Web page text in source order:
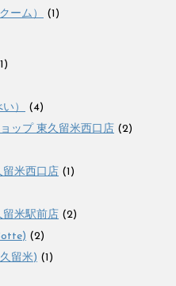
ーム）
(1)
）
(4)
ップ 東久留米西口店 (2)
留米西口店 (1)
留米駅前店 (2)
(2)
留米) (1)